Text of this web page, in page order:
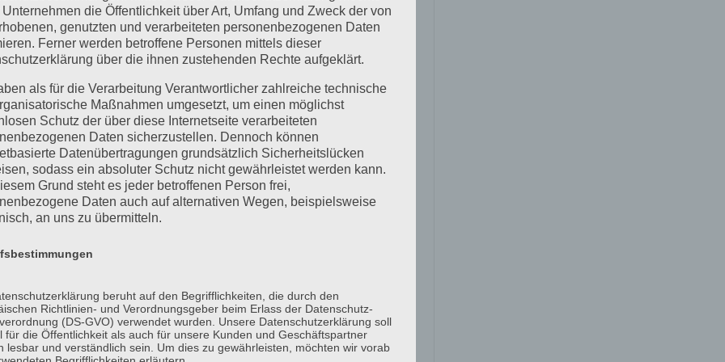
Unternehmen die Öffentlichkeit über Art, Umfang und Zweck der von
genutzten und verarbeiteten personenbezogenen Daten
Ferner werden betroffene Personen mittels dieser
über die ihnen zustehenden Rechte aufgeklärt.
als für die Verarbeitung Verantwortlicher zahlreiche technische
Maßnahmen umgesetzt, um einen möglichst
Schutz der über diese Internetseite verarbeiteten
Daten sicherzustellen. Dennoch können
Datenübertragungen grundsätzlich Sicherheitslücken
sodass ein absoluter Schutz nicht gewährleistet werden kann.
Grund steht es jeder betroffenen Person frei,
Daten auch auf alternativen Wegen, beispielsweise
an uns zu übermitteln.
beruht auf den Begrifflichkeiten, die durch den
Richtlinien- und Verordnungsgeber beim Erlass der Datenschutz-
(DS-GVO) verwendet wurden. Unsere Datenschutzerklärung soll
für die Öffentlichkeit als auch für unsere Kunden und Geschäftspartner
lesbar und verständlich sein. Um dies zu gewährleisten, möchten wir vorab